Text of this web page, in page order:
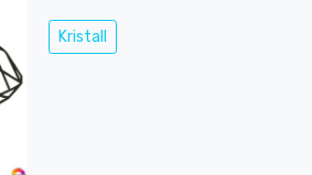
Kristall